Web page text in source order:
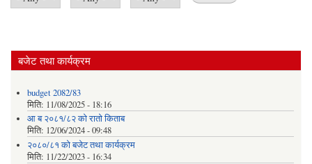
बजेट तथा कार्यक्रम
budget 2082/83
मिति: 11/08/2025 - 18:16
आ ब २०८१/८२ काे राताे किताब
मिति: 12/06/2024 - 09:48
२०८०/८१ को बजेट तथा कार्यक्रम
मिति: 11/22/2023 - 16:34